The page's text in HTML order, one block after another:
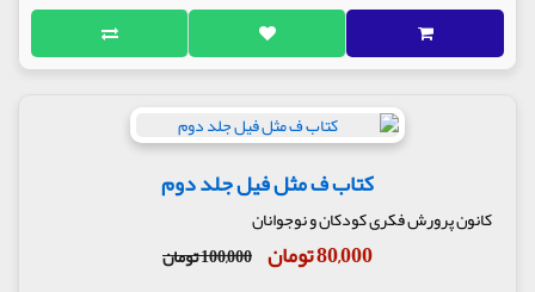
کتاب ف مثل فیل جلد دوم
کانون پرورش فکری کودکان و نوجوانان
80,000 تومان 100,000 تومان